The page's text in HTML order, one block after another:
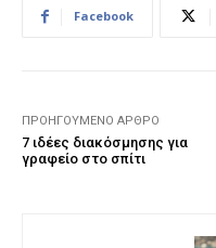
Facebook
ΠΡΟΗΓΟΎΜΕΝΟ ΆΡΘΡΟ
7 ιδέες διακόσμησης για
γραφείο στο σπίτι